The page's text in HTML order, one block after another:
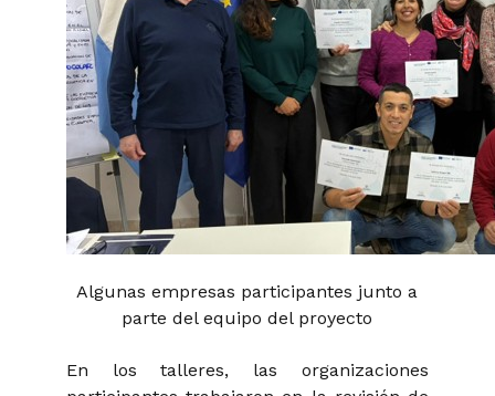
Algunas empresas participantes junto a
parte del equipo del proyecto
En los talleres, las organizaciones